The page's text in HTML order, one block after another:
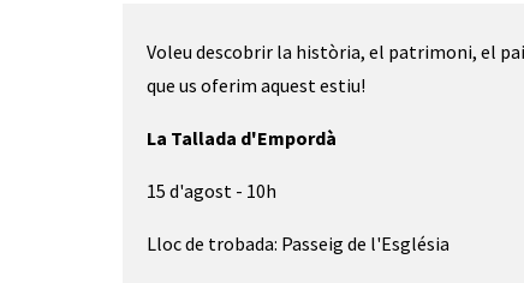
Voleu descobrir la història, el patrimoni, el
que us oferim aquest estiu!
La Tallada d'Empordà
15 d'agost - 10h
Lloc de trobada: Passeig de l'Església